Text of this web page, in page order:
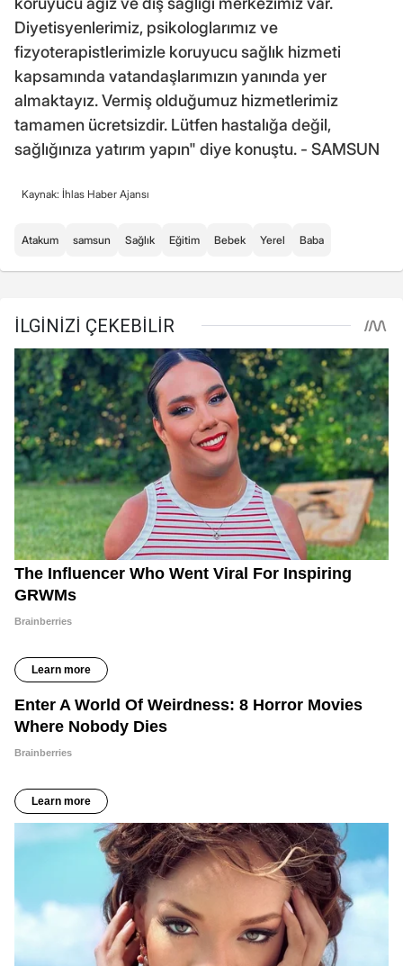
Diyetisyenlerimiz, psikologlarımız ve
fizyoterapistlerimizle koruyucu sağlık hizmeti
kapsamında vatandaşlarımızın yanında yer
almaktayız. Vermiş olduğumuz hizmetlerimiz
tamamen ücretsizdir. Lütfen hastalığa değil,
sağlığınıza yatırım yapın" diye konuştu. - SAMSUN
Kaynak: İhlas Haber Ajansı
Atakum samsun Sağlık Eğitim Bebek Yerel Baba